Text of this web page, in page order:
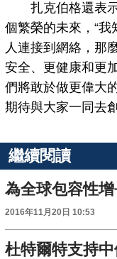
扎克伯格還表示
個繁榮的未來，“
人連接到網絡，那
安全、更健康和更
們將敢於做更偉大
期待與大家一同去
繼續閱讀
為全球包容性
2016年11月20日 10:53